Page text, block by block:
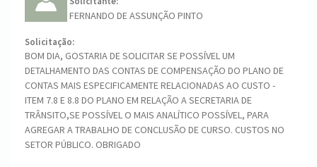
FERNANDO DE ASSUNÇÃO PINTO
Solicitação:
BOM DIA, GOSTARIA DE SOLICITAR SE POSSÍVEL UM
DETALHAMENTO DAS CONTAS DE COMPENSAÇÃO DO PLANO DE
CONTAS MAIS ESPECIFICAMENTE RELACIONADAS AO CUSTO -
ITEM 7.8 E 8.8 DO PLANO EM RELAÇÃO A SECRETARIA DE
TRÂNSITO,SE POSSÍVEL O MAIS ANALÍTICO POSSÍVEL, PARA
AGREGAR A TRABALHO DE CONCLUSÃO DE CURSO. CUSTOS NO
SETOR PÚBLICO. OBRIGADO